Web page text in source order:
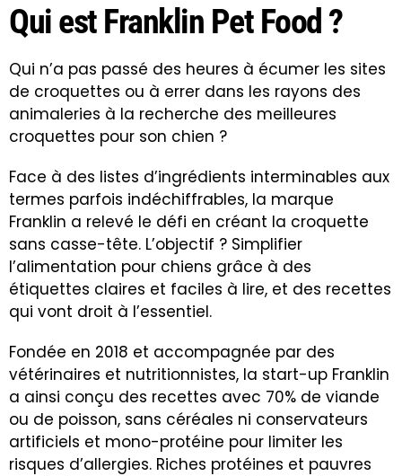
Qui est Franklin Pet Food ?
Qui n’a pas passé des heures à écumer les sites
de croquettes ou à errer dans les rayons des
animaleries à la recherche des meilleures
croquettes pour son chien ?
Face à des listes d’ingrédients interminables aux
termes parfois indéchiffrables, la marque
Franklin a relevé le défi en créant la croquette
sans casse-tête. L’objectif ? Simplifier
l’alimentation pour chiens grâce à des
étiquettes claires et faciles à lire, et des recettes
qui vont droit à l’essentiel.
Fondée en 2018 et accompagnée par des
vétérinaires et nutritionnistes, la start-up Franklin
a ainsi conçu des recettes avec 70% de viande
ou de poisson, sans céréales ni conservateurs
artificiels et mono-protéine pour limiter les
risques d’allergies. Riches protéines et pauvres